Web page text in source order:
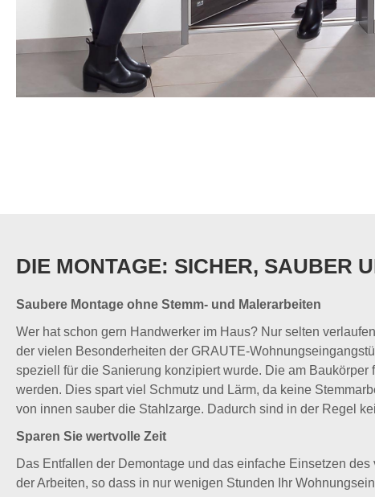
DIE MONTAGE: SICHER, SAUBER
Saubere Montage ohne Stemm- und Malerarbeiten
Wer hat schon gern Handwerker im Haus? Nur selten
der vielen Besonderheiten der GRAUTE-
speziell für die Sanierung konzipiert wurde. Die am
werden. Dies spart viel Schmutz und Lärm, da keine
von innen sauber die Stahlzarge. Dadurch sind in der Regel
Sparen Sie wertvolle Zeit
Das Entfallen der Demontage und das einfache Einsetzen
der Arbeiten, so dass in nur wenigen Stunden Ihr